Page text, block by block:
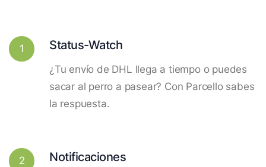
1 Status-Watch
¿Tu envío de DHL llega a tiempo o puedes
sacar al perro a pasear? Con Parcello sabes
la respuesta.
2 Notificaciones